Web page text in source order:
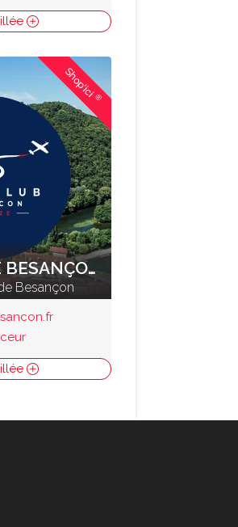
Shop'ici®
AÉROCLUB DE BESANÇON LA VEZE
Besançon